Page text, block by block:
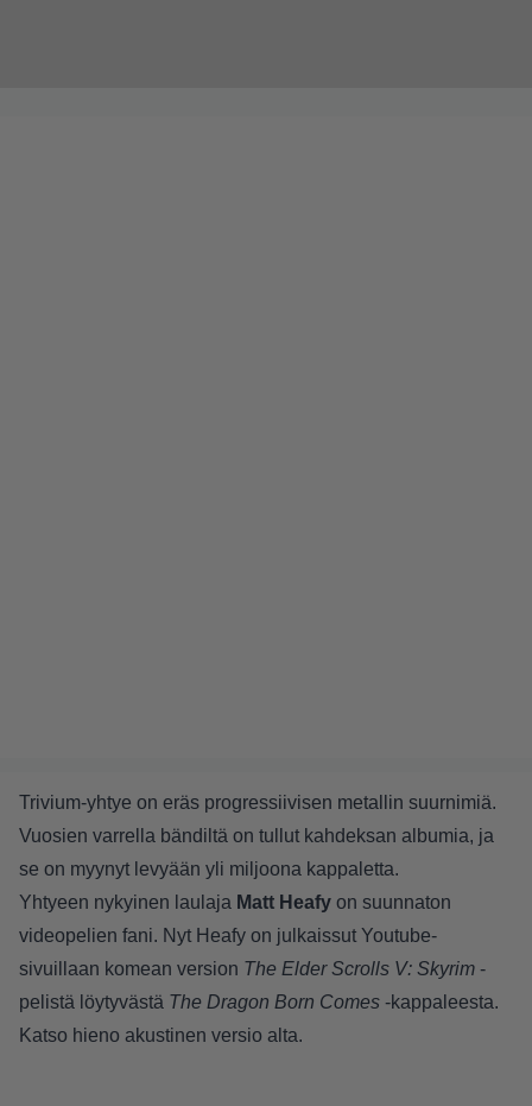
Trivium-yhtye on eräs progressiivisen metallin suurnimiä.
Vuosien varrella bändiltä on tullut kahdeksan albumia, ja
se on myynyt levyään yli miljoona kappaletta.
Yhtyeen nykyinen laulaja Matt Heafy on suunnaton
videopelien fani. Nyt Heafy on julkaissut Youtube-
sivuillaan komean version The Elder Scrolls V: Skyrim -
pelistä löytyvästä The Dragon Born Comes -kappaleesta.
Katso hieno akustinen versio alta.